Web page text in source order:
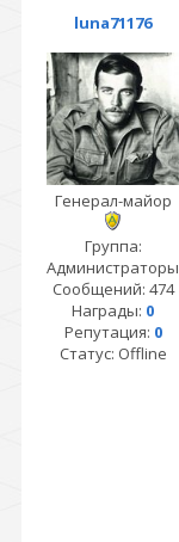
luna71176
Генерал-майор
Группа:
Администраторы
Сообщений: 474
Награды: 0
Репутация: 0
Статус: Offline